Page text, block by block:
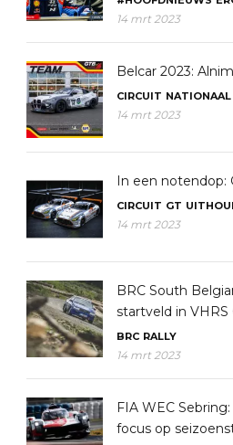
14 mrt 2023
Belcar 2023:
CIRCUIT NATIONAAL
14 mrt 2023
In een notendop:
CIRCUIT GT
14 mrt 2023
BRC South
startveld in VHRS
BRC RALLY
14 mrt 2023
FIA WEC
focus op